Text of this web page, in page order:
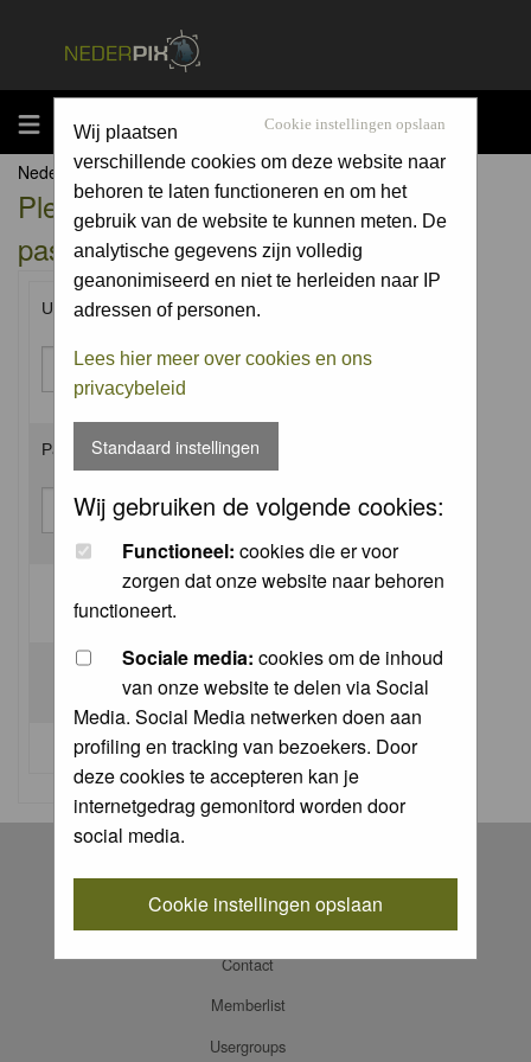
MENU Cookie instellingen opslaan
Wij plaatsen
verschillende cookies om deze website naar
behoren te laten functioneren en om het
gebruik van de website te kunnen meten. De
analytische gegevens zijn volledig
geanonimiseerd en niet te herleiden naar IP
adressen of personen.
Lees hier meer over cookies en ons
privacybeleid
Standaard instellingen
Wij gebruiken de volgende cookies:
Functioneel: cookies die er voor
zorgen dat onze website naar behoren
functioneert.
Sociale media: cookies om de inhoud
van onze website te delen via Social
Media. Social Media netwerken doen aan
profiling en tracking van bezoekers. Door
deze cookies te accepteren kan je
internetgedrag gemonitord worden door
social media.
Cookie instellingen opslaan
Nederpix.nl Forum Index
Please enter your username and
password to log in.
Username:
Password:
Log me on automatically each visit:
I forgot my password
Log in
Contact
Memberlist
Usergroups